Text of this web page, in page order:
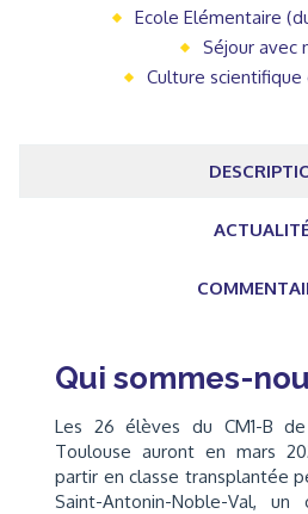
Ecole Elémentaire
Séjour avec
Culture
Qui sommes-
Les 26 élèves du CM1-B
Toulouse auront en mars
partir en classe transplantée
Saint-Antonin-Noble-Val,